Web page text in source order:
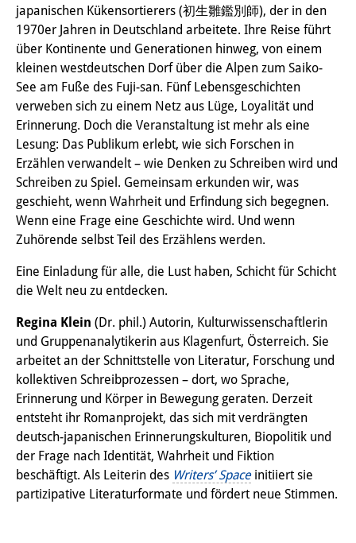
DIJ 研究会
レクチャーシリーズ
シンポジウム・会議
ワークショップ
その他のイベント
出版物
出版活動の概要
ビデオ
DIJ モノグラフシリーズ
DIJ ワーキングペーパー
DIJ ニュースレター
ミスセラネアシリーズ
ポッドキャスト
旧出版物シリーズ
japanischen Kükensortierers (初生雛鑑別師), der in den
1970er Jahren in Deutschland arbeitete. Ihre Reise führt
über Kontinente und Generationen hinweg, von einem
kleinen westdeutschen Dorf über die Alpen zum Saiko-
See am Fuße des Fuji-san. Fünf Lebensgeschichten
verweben sich zu einem Netz aus Lüge, Loyalität und
Erinnerung. Doch die Veranstaltung ist mehr als eine
Lesung: Das Publikum erlebt, wie sich Forschen in
Erzählen verwandelt – wie Denken zu Schreiben wird und
Schreiben zu Spiel. Gemeinsam erkunden wir, was
geschieht, wenn Wahrheit und Erfindung sich begegnen.
Wenn eine Frage eine Geschichte wird. Und wenn
Zuhörende selbst Teil des Erzählens werden.
Eine Einladung für alle, die Lust haben, Schicht für Schicht
die Welt neu zu entdecken.
Regina Klein (Dr. phil.) Autorin, Kulturwissenschaftlerin
und Gruppenanalytikerin aus Klagenfurt, Österreich. Sie
arbeitet an der Schnittstelle von Literatur, Forschung und
kollektiven Schreibprozessen – dort, wo Sprache,
Erinnerung und Körper in Bewegung geraten. Derzeit
entsteht ihr Romanprojekt, das sich mit verdrängten
deutsch-japanischen Erinnerungskulturen, Biopolitik und
der Frage nach Identität, Wahrheit und Fiktion
beschäftigt. Als Leiterin des Writers’ Space initiiert sie
partizipative Literaturformate und fördert neue Stimmen.